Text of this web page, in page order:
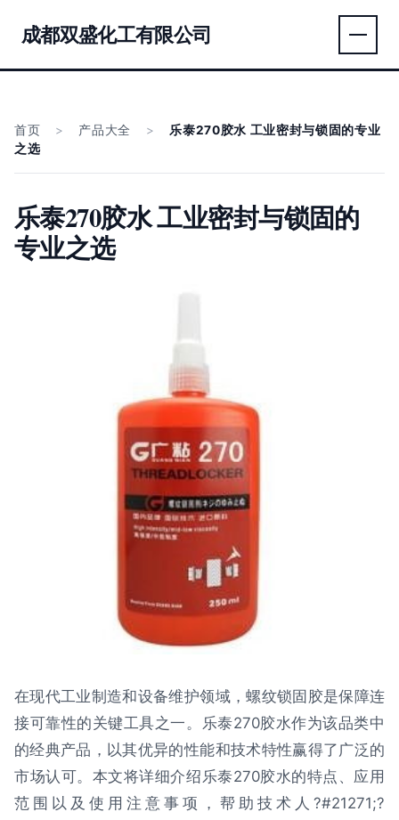
成都双盛化工有限公司
首页 > 产品大全 >
乐泰270胶水 工业密封与锁固的专业
之选
乐泰270胶水 工业密封与锁固的
专业之选
在现代工业制造和设备维护领域，螺纹锁固胶是保障连
接可靠性的关键工具之一。乐泰270胶水作为该品类中
的经典产品，以其优异的性能和技术特性赢得了广泛的
市场认可。本文将详细介绍乐泰270胶水的特点、应用
范围以及使用注意事项，帮助技术人?#21271;?